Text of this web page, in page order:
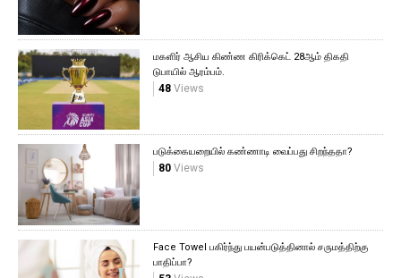
மகளிர் ஆசிய கிண்ண கிரிக்கெட் 28ஆம் திகதி
டுபாயில் ஆரம்பம்.
48Views
படுக்கையறையில் கண்ணாடி வைப்பது சிறந்ததா?
80Views
Face Towel பகிர்ந்து பயன்படுத்தினால் சருமத்திற்கு
பாதிப்பா?